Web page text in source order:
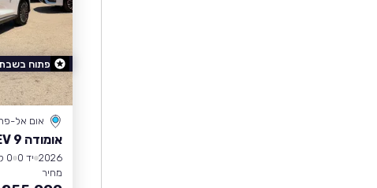
אום אל-
אומודה 9 PHEV
2026 יד 0
0 ק״מ
מחיר
פתוח בשבת